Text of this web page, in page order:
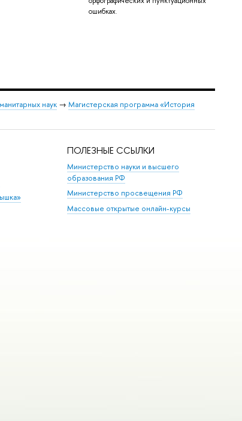
ошибках.
наук→ Магистерская программа «История
ПОЛЕЗНЫЕ ССЫЛКИ
Министерство науки и высшего
образования РФ
Министерство просвещения РФ
Массовые открытые онлайн-курсы